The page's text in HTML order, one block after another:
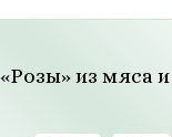
«Розы» из мяса